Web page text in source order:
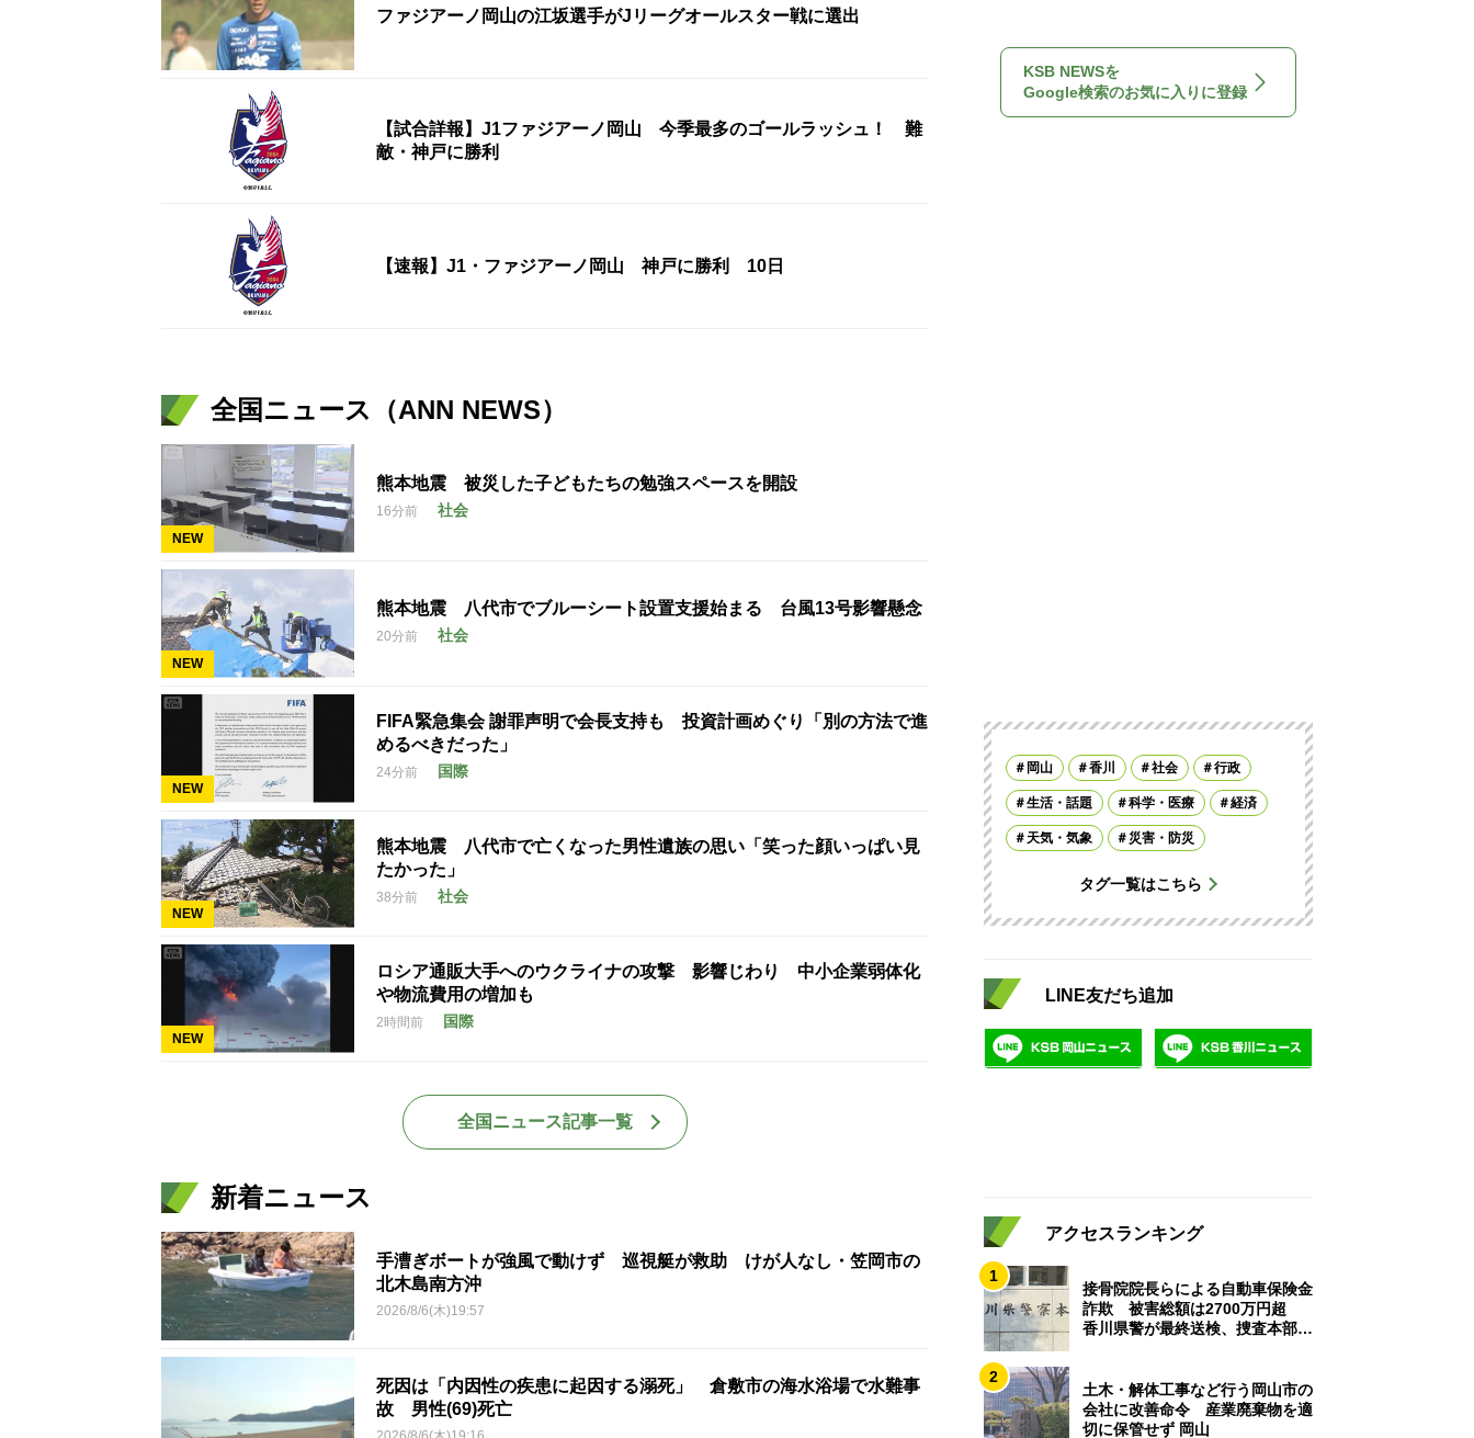
ファジアーノ岡山の江坂選手がJリーグオールスター戦に選出
【試合詳報】J1ファジアーノ岡山 今季最多のゴールラッシュ！ 難
敵・神戸に勝利
【速報】J1・ファジアーノ岡山 神戸に勝利 10日
全国ニュース（ANN NEWS）
NEW
熊本地震 被災した子どもたちの勉強スペースを開設
16分前 社会
NEW
熊本地震 八代市でブルーシート設置支援始まる 台風13号影響懸念
20分前 社会
NEW
FIFA緊急集会 謝罪声明で会長支持も 投資計画めぐり「別の方法で進
めるべきだった」
24分前 国際
NEW
熊本地震 八代市で亡くなった男性遺族の思い「笑った顔いっぱい見
たかった」
38分前 社会
NEW
ロシア通販大手へのウクライナの攻撃 影響じわり 中小企業弱体化
や物流費用の増加も
2時間前 国際
全国ニュース記事一覧
新着ニュース
手漕ぎボートが強風で動けず 巡視艇が救助 けが人なし・笠岡市の
北木島南方沖
2026/8/6(木)19:57
死因は「内因性の疾患に起因する溺死」 倉敷市の海水浴場で水難事
故 男性(69)死亡
KSB NEWSを
Google検索のお気に入りに登録
岡山 香川 社会 行政
生活・話題 科学・医療 経済
天気・気象 災害・防災
タグ一覧はこちら
LINE友だち追加
アクセスランキング
1
接骨院院長らによる自動車保険金
詐欺 被害総額は2700万円超
香川県警が最終送検、捜査本部解
2
土木・解体工事など行う岡山市の
会社に改善命令 産業廃棄物を適
切に保管せず 岡山